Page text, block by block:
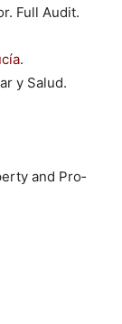
Full Audit.
y Salud.
and Pro­